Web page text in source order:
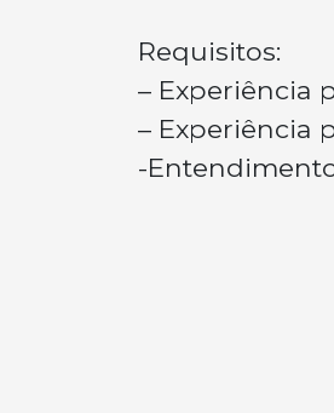
Requisitos:
– Experiência
– Experiência
-